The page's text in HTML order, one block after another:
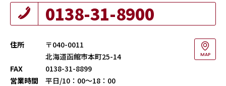
0138-31-8900
住所
〒040-0011
北海道函館市本町25-14
MAP
FAX
0138-31-8899
営業時間
平日/10：00～18：00